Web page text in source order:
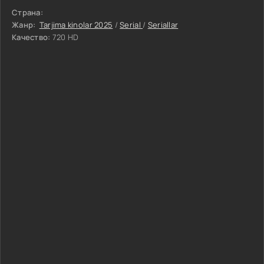
Страна:
Жанр: Tarjima kinolar 2025 /Serial / Seriallar
Качество: 720 HD